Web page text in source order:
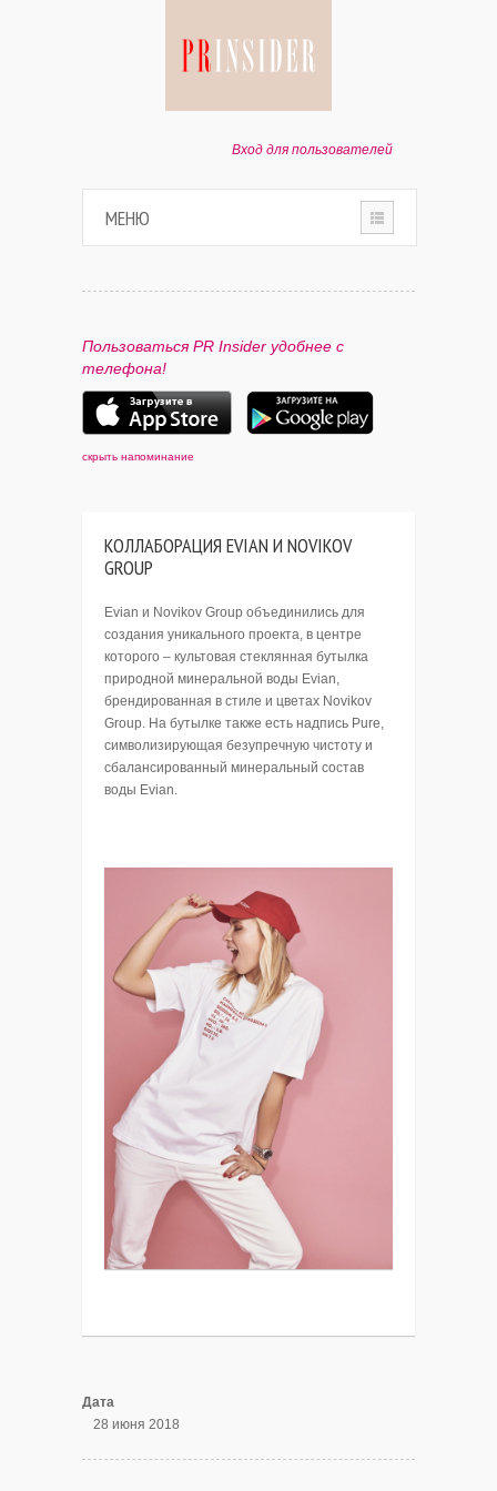
Вход для пользователей
МЕНЮ
ПАРТНЕРАМ
КОНТАКТЫ
Пользоваться PR Insider удобнее с
телефона!
скрыть напоминание
КОЛЛАБОРАЦИЯ EVIAN И NOVIKOV
GROUP
Evian и Novikov Group объединились для
создания уникального проекта, в центре
которого – культовая стеклянная бутылка
природной минеральной воды Evian,
брендированная в стиле и цветах Novikov
Group. На бутылке также есть надпись Pure,
символизирующая безупречную чистоту и
сбалансированный минеральный состав
воды Evian.
Дата
28 июня 2018